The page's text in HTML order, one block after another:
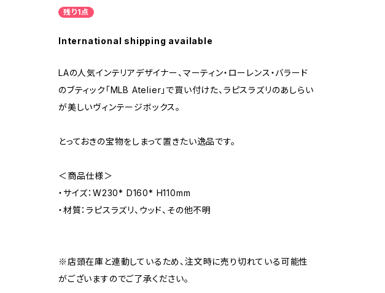
残り1点
International shipping available
LAの人気インテリアデザイナー、マーティン・ローレンス・バラード
のブティック「MLB Atelier」で買い付けた、ラピスラズリのあしらい
が美しいヴィンテージボックス。
とっておきの宝物をしまって置きたい逸品です。
＜商品仕様＞
・サイズ：W230* D160* H110mm
・材質：ラピスラズリ、ウッド、その他不明
※店頭在庫と連動しているため、注文時に売り切れている可能性
がございますのでご了承ください。